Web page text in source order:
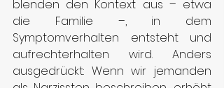
blenden den Kontext aus – etwa
die Familie –, in dem
Symptomverhalten entsteht und
aufrechterhalten wird. Anders
ausgedrückt: Wenn wir jemanden